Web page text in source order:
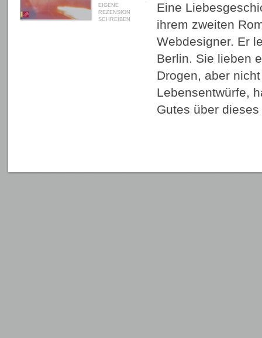
EIGENE
REZENSION
SCHREIBEN
Eine
ihrem zweiten
Webdesigner. Er
Berlin. Sie lieben
Drogen, aber
Lebensentwürfe,
Gutes über